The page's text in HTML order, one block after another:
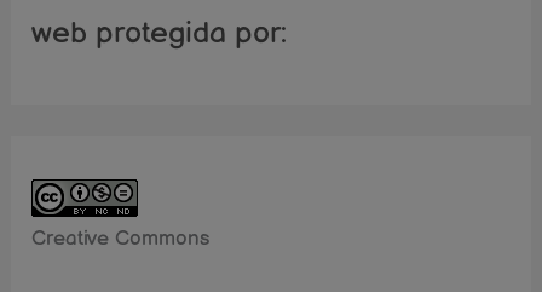
web protegida por:
Creative Commons